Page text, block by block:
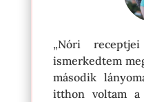
„Nóri
ismerkedtem
második
itthon voltam a